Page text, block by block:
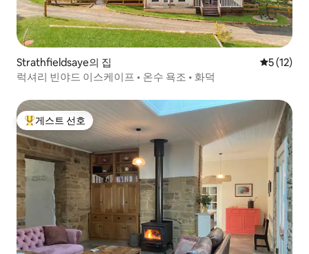
Strathfieldsaye의 집 평점 5점
5 (12)
럭셔리 빈야드 이스케이프 • 온수 욕조 • 화덕
상위 게스트 선호
게스트 선호